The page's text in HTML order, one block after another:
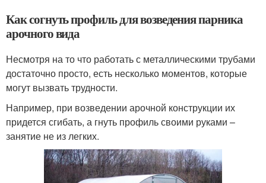
Как согнуть профиль для возведения парника
арочного вида
Несмотря на то что работать с металлическими трубами
достаточно просто, есть несколько моментов, которые
могут вызвать трудности.
Например, при возведении арочной конструкции их
придется сгибать, а гнуть профиль своими руками –
занятие не из легких.